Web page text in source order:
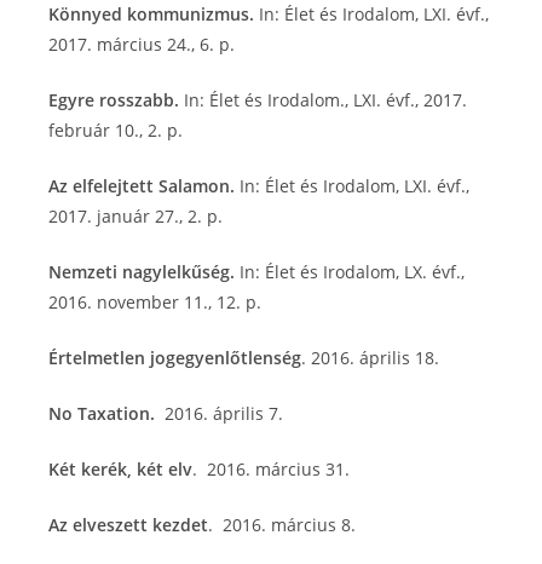
Könnyed kommunizmus. In: Élet és Irodalom, LXI. évf.,
2017. március 24., 6. p.
Egyre rosszabb. In: Élet és Irodalom., LXI. évf., 2017.
február 10., 2. p.
Az elfelejtett Salamon. In: Élet és Irodalom, LXI. évf.,
2017. január 27., 2. p.
Nemzeti nagylelkűség. In: Élet és Irodalom, LX. évf.,
2016. november 11., 12. p.
Értelmetlen jogegyenlőtlenség. 2016. április 18.
No Taxation. 2016. április 7.
Két kerék, két elv. 2016. március 31.
Az elveszett kezdet. 2016. március 8.